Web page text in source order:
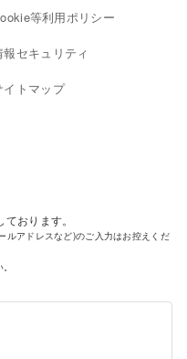
等利用ポリシー
報セキュリティ
イトマップ
おります。
ルアドレスなど)のご入力はお控えくだ